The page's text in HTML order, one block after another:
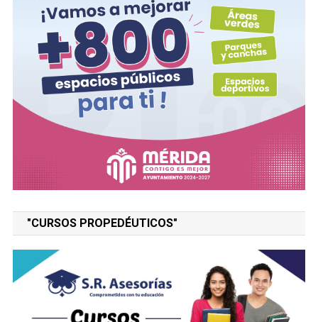
"CURSOS PROPEDÉUTICOS"